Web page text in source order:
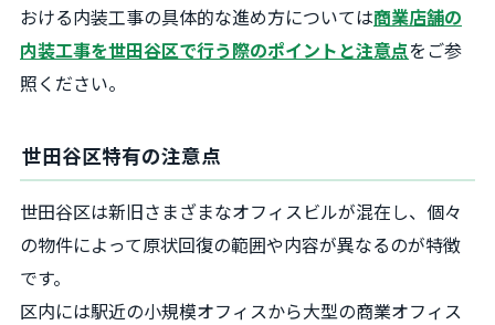
おける内装工事の具体的な進め方については商業店舗の
内装工事を世田谷区で行う際のポイントと注意点をご参
照ください。
世田谷区特有の注意点
世田谷区は新旧さまざまなオフィスビルが混在し、個々
の物件によって原状回復の範囲や内容が異なるのが特徴
です。
区内には駅近の小規模オフィスから大型の商業オフィス